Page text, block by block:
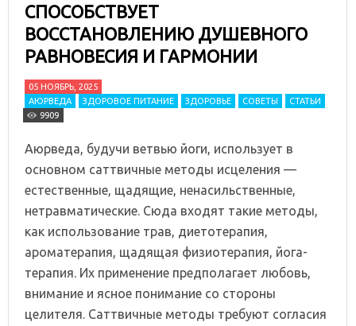
СПОСОБСТВУЕТ
ВОССТАНОВЛЕНИЮ ДУШЕВНОГО
РАВНОВЕСИЯ И ГАРМОНИИ
05 НОЯБРЬ, 2025
АЮРВЕДА
ЗДОРОВОЕ ПИТАНИЕ ЗДОРОВЬЕ СОВЕТЫ
СТАТЬИ
9909
Аюрведа, будучи ветвью йоги, использует в
основном саттвичные методы исцеления —
естественные, щадящие, ненасильственные,
нетравматические. Сюда входят такие методы,
как использование трав, диетотерапия,
ароматерапия, щадящая физиотерапия, йога-
терапия. Их применение предполагает любовь,
внимание и ясное понимание со стороны
целителя. Саттвичные методы требуют согласия